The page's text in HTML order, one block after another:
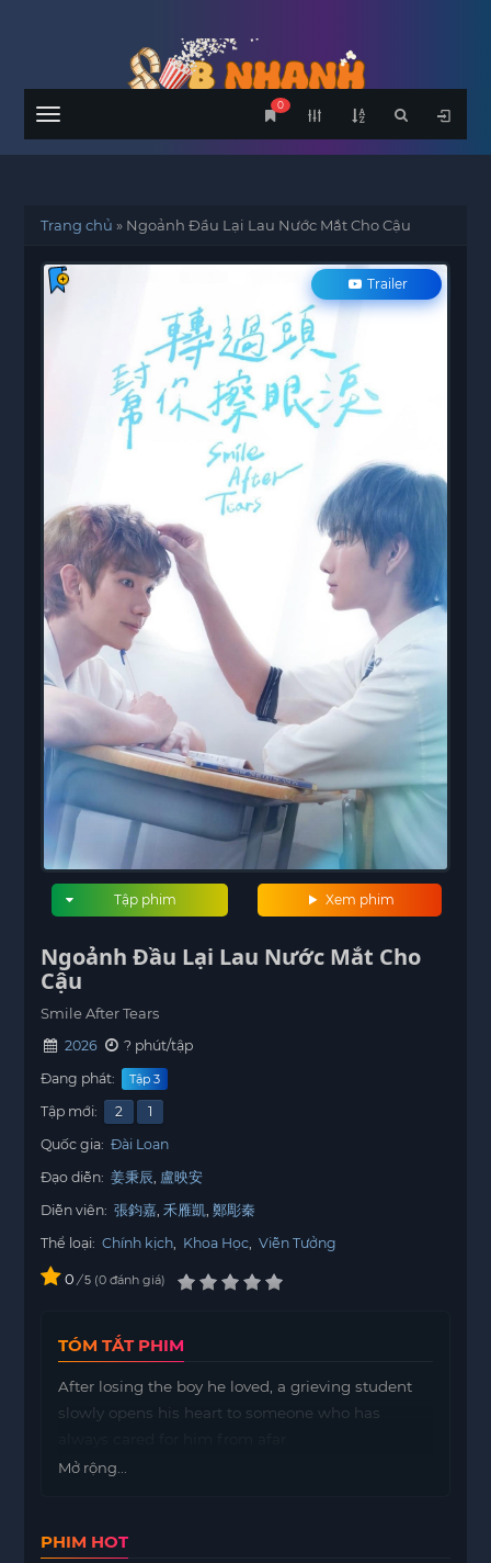
Menu
0
Trang chủ » Ngoảnh Đầu Lại Lau Nước Mắt Cho Cậu
Trailer
Xem phim
Tập phim
Ngoảnh Đầu Lại Lau Nước Mắt Cho
Cậu
Smile After Tears
2026
? phút/tập
Đang phát:
Tập 3
Tập mới: 2
1
Quốc gia: Đài Loan
Đạo diễn: 姜秉辰 盧映安
Diễn viên: 張鈞嘉 禾雁凱 鄭彫秦
Thể loại: Chính kịch Khoa Học Viễn Tưởng
0 / 5 0 đánh giá
TÓM TẮT PHIM
After losing the boy he loved, a grieving student
slowly opens his heart to someone who has
Mở rộng...
PHIM HOT